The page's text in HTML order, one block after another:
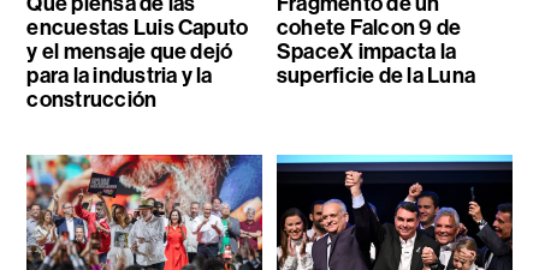
encuestas Luis Caputo
y el mensaje que dejó
para la industria y la
construcción
cohete Falcon 9 de
SpaceX impacta la
superficie de la Luna